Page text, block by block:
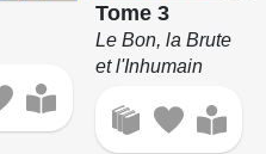
Tome 3
Le Bon, la Brute
et l'Inhumain